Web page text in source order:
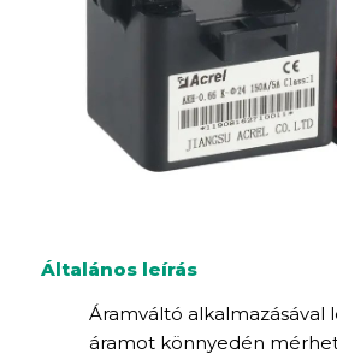
Általános leírás
Áramváltó alkalmazásával
áramot könnyedén